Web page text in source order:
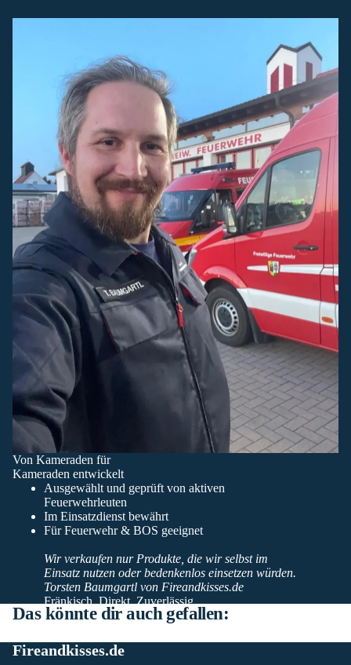
Von Kameraden für
Kameraden entwickelt
Ausgewählt und geprüft von aktiven
Feuerwehrleuten
Im Einsatzdienst bewährt
Für Feuerwehr & BOS geeignet
Wir verkaufen nur Produkte, die wir selbst im
Einsatz nutzen oder bedenkenlos einsetzen würden.
Torsten Baumgartl von Fireandkisses.de
Fränkisch. Direkt. Zuverlässig.
Das könnte dir auch gefallen:
Fireandkisses.de